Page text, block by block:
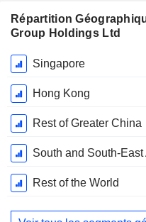
Répartition
Group Holdings Ltd
Période
Fiscale:
Décembre
Singapore
Hong Kong
Rest of Greater China
South and South-East
Rest of the World